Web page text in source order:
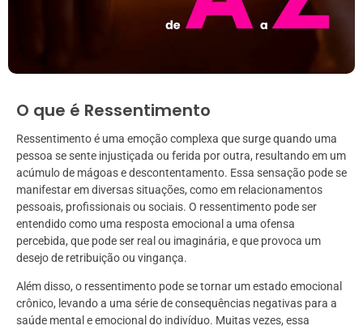
O que é Ressentimento
Ressentimento é uma emoção complexa que surge quando uma
pessoa se sente injustiçada ou ferida por outra, resultando em um
acúmulo de mágoas e descontentamento. Essa sensação pode se
manifestar em diversas situações, como em relacionamentos
pessoais, profissionais ou sociais. O ressentimento pode ser
entendido como uma resposta emocional a uma ofensa
percebida, que pode ser real ou imaginária, e que provoca um
desejo de retribuição ou vingança.
Além disso, o ressentimento pode se tornar um estado emocional
crônico, levando a uma série de consequências negativas para a
saúde mental e emocional do indivíduo. Muitas vezes, essa